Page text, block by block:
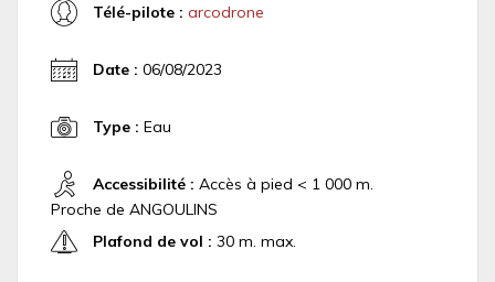
Télé-pilote : arcodrone
Date : 06/08/2023
Type : Eau
Accessibilité : Accès à pied < 1 000 m.
Proche de ANGOULINS
Plafond de vol : 30 m. max.